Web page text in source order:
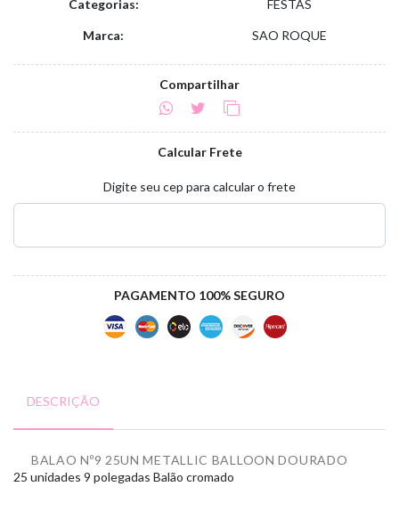
Categorias: FESTAS
Marca: SAO ROQUE
Compartilhar
Calcular Frete
Digite seu cep para calcular o frete
PAGAMENTO 100% SEGURO
DESCRIÇÃO
BALAO Nº9 25UN METALLIC BALLOON DOURADO
25 unidades 9 polegadas Balão cromado